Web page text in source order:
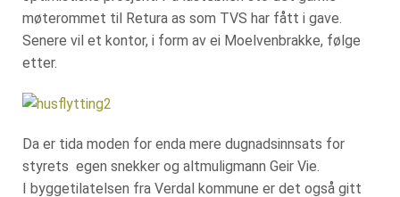
møterommet til Retura as som TVS har fått i gave.
Senere vil et kontor, i form av ei Moelvenbrakke, følge
etter.
Da er tida moden for enda mere dugnadsinnsats for
styrets egen snekker og altmuligmann Geir Vie.
I byggetilatelsen fra Verdal kommune er det også gitt